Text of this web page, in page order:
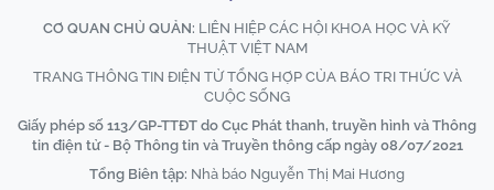
CƠ QUAN CHỦ QUẢN: LIÊN HIỆP CÁC HỘI KHOA HỌC VÀ KỸ
THUẬT VIỆT NAM
TRANG THÔNG TIN ĐIỆN TỬ TỔNG HỢP CỦA BÁO TRI THỨC VÀ
CUỘC SỐNG
Giấy phép số 113/GP-TTĐT do Cục Phát thanh, truyền hình và Thông
tin điện tử - Bộ Thông tin và Truyền thông cấp ngày 08/07/2021
Tổng Biên tập: Nhà báo Nguyễn Thị Mai Hương